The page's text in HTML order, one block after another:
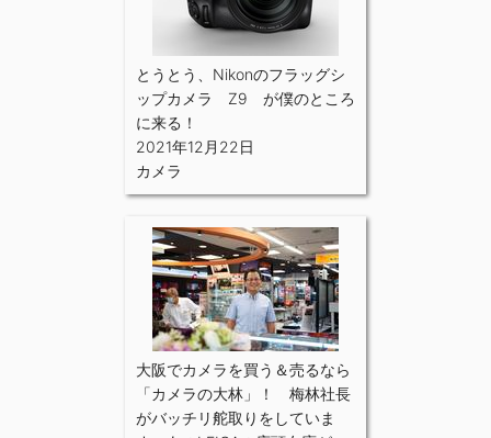
とうとう、Nikonのフラッグシ
ップカメラ Z9 が僕のところ
に来る！
2021年12月22日
カメラ
大阪でカメラを買う＆売るなら
「カメラの大林」！ 梅林社長
がバッチリ舵取りをしていま